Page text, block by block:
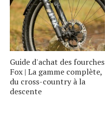
Guide d'achat des fourches
Fox | La gamme complète,
du cross-country à la
descente